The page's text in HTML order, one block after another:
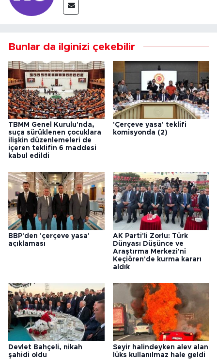
Bunlar da ilginizi çekebilir
TBMM Genel Kurulu'nda,
suça sürüklenen çocuklara
ilişkin düzenlemeleri de
içeren teklifin 6 maddesi
kabul edildi
'Çerçeve yasa' teklifi
komisyonda (2)
BBP'den 'çerçeve yasa'
açıklaması
AK Parti'li Zorlu: Türk
Dünyası Düşünce ve
Araştırma Merkezi'ni
Keçiören'de kurma kararı
aldık
Devlet Bahçeli, nikah
şahidi oldu
Seyir halindeyken alev alan
lüks kullanılmaz hale geldi